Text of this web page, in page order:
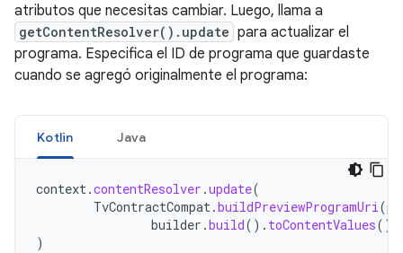
atributos que necesitas cambiar. Luego, llama a
getContentResolver().update para actualizar el
programa. Especifica el ID de programa que guardaste
cuando se agregó originalmente el programa:
Kotlin Java
context.contentResolver .update(
TvContractCompat.buildPreviewProgramUri(
builder .build(). toContentValues(),
)